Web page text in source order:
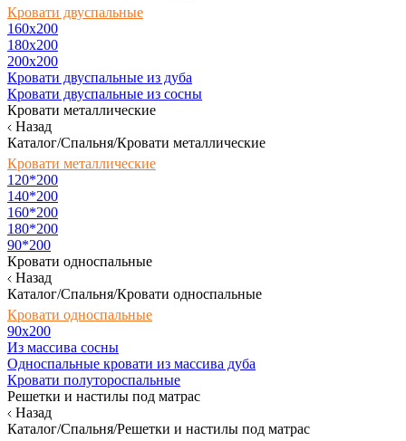
Кровати двуспальные
160х200
180x200
200x200
Кровати двуспальные из дуба
Кровати двуспальные из сосны
Кровати металлические
Назад
Каталог/Спальня/Кровати металлические
Кровати металлические
120*200
140*200
160*200
180*200
90*200
Кровати односпальные
Назад
Каталог/Спальня/Кровати односпальные
Кровати односпальные
90х200
Из массива сосны
Односпальные кровати из массива дуба
Кровати полутороспальные
Решетки и настилы под матрас
Назад
Каталог/Спальня/Решетки и настилы под матрас